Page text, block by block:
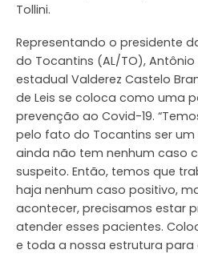
Tollini.
Representando o presidente
do Tocantins (AL/TO),
estadual Valderez Castelo
de Leis se coloca como uma
prevenção ao Covid-19.
pelo fato do Tocantins ser
ainda não tem nenhum caso
suspeito. Então, temos que
haja nenhum caso positivo,
acontecer, precisamos estar
atender esses pacientes.
e toda a nossa estrutura para